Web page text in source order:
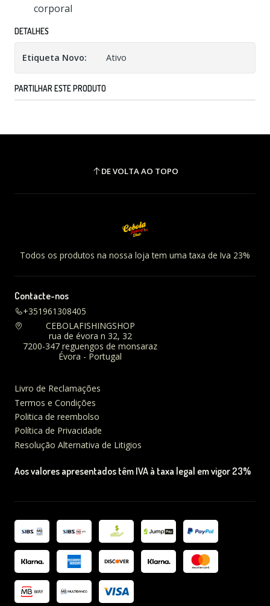
corporal
DETALHES
Etiqueta Novo: Ativo
PARTILHAR ESTE PRODUTO
DE VOLTA AO TOPO
Todos os produtos na nossa loja tem uma taxa de Iva 23%
Contacte-nos
+351961308405
CEBOLAFISHINGSHOP
rua de évora n 32, 32
7200-347 reguengos de monsaraz
Évora - Portugal
Livro de Reclamações
Termos e Condições
Politica de reembolso
Política de Privacidade
Resolução Alternativa de Litigios
Aos valores apresentados têm IVA à taxa legal em vigor 23%